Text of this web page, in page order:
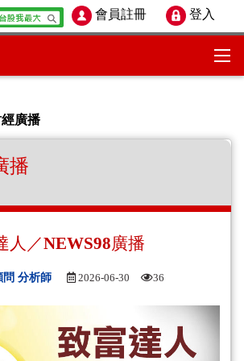
會員註冊 登入
經廣播
播
人／NEWS98廣播
問 分析師 2026-06-30 36